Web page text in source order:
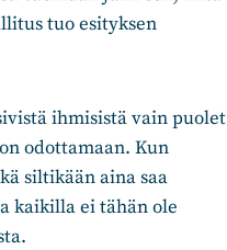
tuo esityksen
ihmisistä vain puolet
odottamaan. Kun
siltikään aina saa
kaikilla ei tähän ole